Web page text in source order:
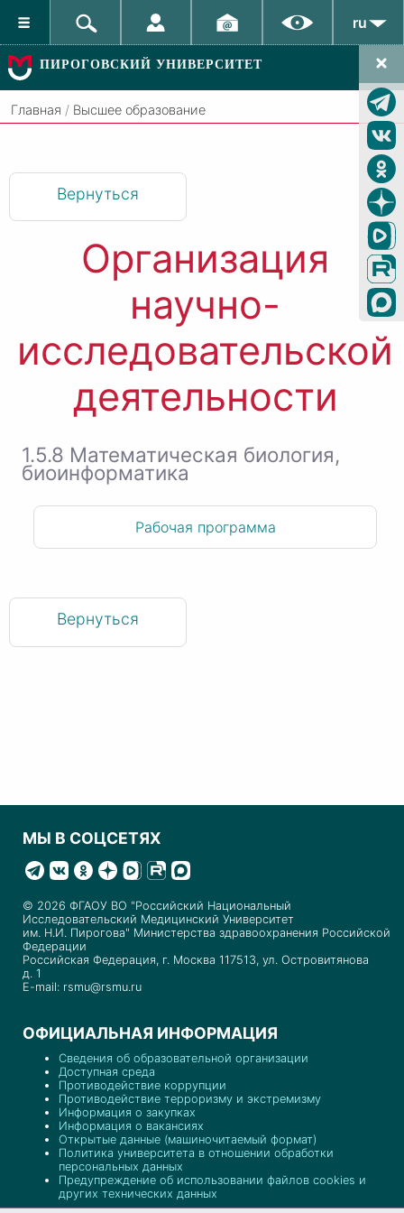
ru
ПИРОГОВСКИЙ УНИВЕРСИТЕТ
Главная / Высшее образование
Вернуться
Организация
научно-
исследовательской
деятельности
1.5.8 Математическая биология,
биоинформатика
Рабочая программа
Вернуться
МЫ В СОЦСЕТЯХ
© 2026 ФГАОУ ВО "Российский Национальный
Исследовательский Медицинский Университет
им. Н.И. Пирогова" Министерства здравоохранения Российской
Федерации
Российская Федерация, г. Москва 117513, ул. Островитянова
д. 1
E-mail: rsmu@rsmu.ru
ОФИЦИАЛЬНАЯ ИНФОРМАЦИЯ
Сведения об образовательной организации
Доступная среда
Противодействие коррупции
Противодействие терроризму и экстремизму
Информация о закупках
Информация о вакансиях
Открытые данные (машиночитаемый формат)
Политика университета в отношении обработки
персональных данных
Предупреждение об использовании файлов cookies и
других технических данных